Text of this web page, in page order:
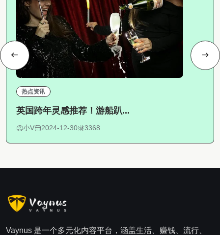
热点资讯
英国跨年灵感推荐！游船趴...
小V 2024-12-30 3368
Vaynus 是一个多元化内容平台，涵盖生活、赚钱、流行、